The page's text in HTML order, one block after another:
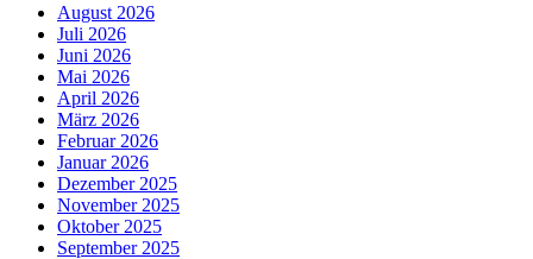
August 2026
Juli 2026
Juni 2026
Mai 2026
April 2026
März 2026
Februar 2026
Januar 2026
Dezember 2025
November 2025
Oktober 2025
September 2025